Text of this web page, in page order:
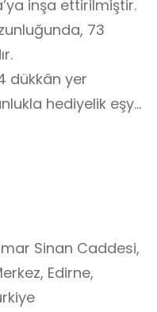
inşa ettirilmiştir.
73
dükkân yer
hediyelik eşya,
satan
bir araya
Camii’nin
döneminin
Sinan Caddesi,
Edirne,